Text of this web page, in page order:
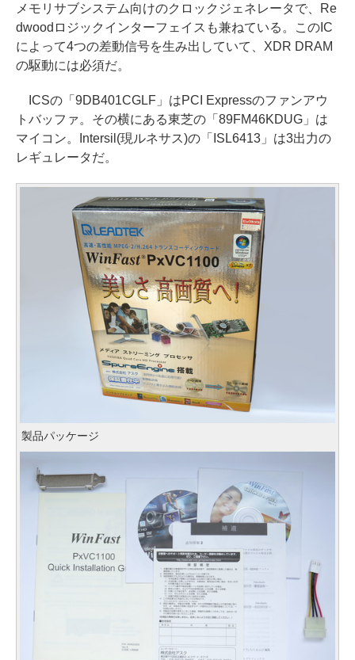
メモリサブシステム向けのクロックジェネレータで、Re
dwoodロジックインターフェイスも兼ねている。このIC
によって4つの差動信号を生み出していて、XDR DRAM
の駆動には必須だ。
ICSの「9DB401CGLF」はPCI Expressのファンアウ
トバッファ。その横にある東芝の「89FM46KDUG」は
マイコン。Intersil(現ルネサス)の「ISL6413」は3出力の
レギュレータだ。
製品パッケージ